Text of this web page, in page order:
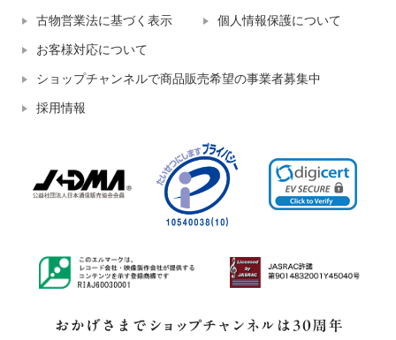
古物営業法に基づく表示 個人情報保護について
お客様対応について
ショップチャンネルで商品販売希望の事業者募集中
採用情報